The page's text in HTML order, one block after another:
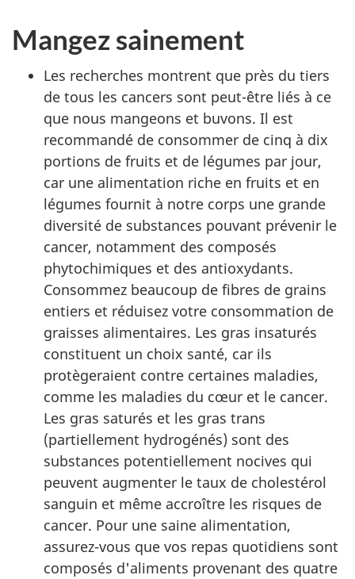
Mangez sainement
Les recherches montrent que près du tiers
de tous les cancers sont peut-être liés à ce
que nous mangeons et buvons. Il est
recommandé de consommer de cinq à dix
portions de fruits et de légumes par jour,
car une alimentation riche en fruits et en
légumes fournit à notre corps une grande
diversité de substances pouvant prévenir le
cancer, notamment des composés
phytochimiques et des antioxydants.
Consommez beaucoup de fibres de grains
entiers et réduisez votre consommation de
graisses alimentaires. Les gras insaturés
constituent un choix santé, car ils
protègeraient contre certaines maladies,
comme les maladies du cœur et le cancer.
Les gras saturés et les gras trans
(partiellement hydrogénés) sont des
substances potentiellement nocives qui
peuvent augmenter le taux de cholestérol
sanguin et même accroître les risques de
cancer. Pour une saine alimentation,
assurez-vous que vos repas quotidiens sont
composés d'aliments provenant des quatre